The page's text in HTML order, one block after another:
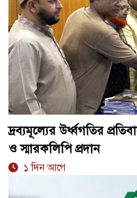
দ্রব্যমূল্যের উর্ধ্বগতির
ও স্মারকলিপি প্রদান
১ দিন আগে